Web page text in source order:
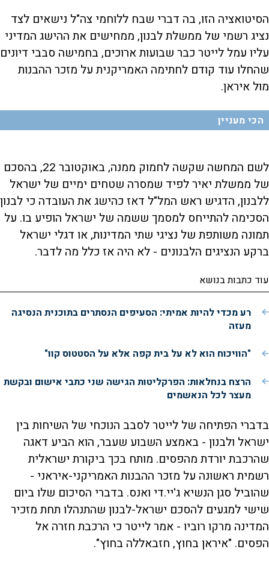
הסיטואציה הזו, בה דברי שבח ללוחמי צה"ל נישאים לצד
נציג רשמי של ממשלת לבנון, ממחישים את ההישג המדיני
עליו עמל לייטר כבר שבועות ארוכים, בחמישה סבבי דיונים
שהחלו עוד קודם לחתימה האמריקנית על מזכר ההבנות
מול איראן.
הכי מעניין
לשם המחשה שקשה לחמוק ממנה, באוקטובר 22, בהסכם
של ממשלת יאיר לפיד שמסרה שטחים ימיים של ישראל
ללבנון, הדגיש ראש המל"ל דאז כהישג את העובדה כי לבנון
הסכימה להתייחס למסמך ששמה של ישראל הופיע בו. על
תמונה משותפת של נציגי שתי המדינות, או דגלי ישראל
ברקע הנציגים הלבנונים - לא היה אז כלל מה לדבר.
עוד כתבות בנושא
רע מכדי להיות אמיתי: הסעיפים הנסתרים בתוכנית הנסיגה
מעזה
"הוויכוח הוא לא על בית קפה אלא על הסטטוס קוו"
הרצח בנחלאות: הפרקליטות הגישה שני כתבי אישום ובקשת
מעצר לכל הנאשמים
בדברי הפתיחה של לייטר לסבב הנוכחי של השיחות בין
ישראל ולבנון - באמצע השבוע שעבר, הוא הביע דאגה
שהרכבת יורדת מהפסים. מותח בכך ביקורת ישראלית
רשמית ראשונה על מזכר ההבנות האמריקני-איראני -
שהוביל סגן הנשיא ג'יי.די ואנס. בדברי הסיכום שלו ביום
שישי למגעים להסכם ישראל-לבנון שהתנהלו תחת מזכיר
המדינה מרקו רוביו - אמר לייטר כי הרכבת חזרה אל
הפסים. "איראן בחוץ, חזבאללה בחוץ".